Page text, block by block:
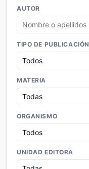
AUTOR
TIPO DE PUBLICACIÓN
MATERIA
ORGANISMO
UNIDAD EDITORA